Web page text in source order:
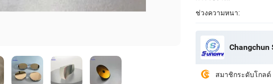
ช่วงความหนา:
Changchun
สมาชิกระดับโกลด์